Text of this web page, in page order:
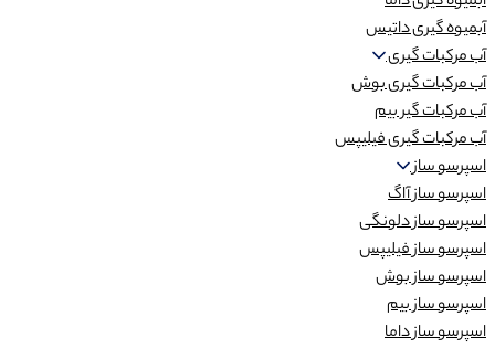
آبمیوه گیری داتیس
آب مرکبات گیری
آب مرکبات گیری بوش
آب مرکبات گیر بیم
آب مرکبات گیری فیلیپس
اسپرسو ساز
اسپرسو ساز آاگ
اسپرسو ساز دلونگی
اسپرسو ساز فیلیپس
اسپرسو ساز بوش
اسپرسو ساز بیم
اسپرسو ساز داما